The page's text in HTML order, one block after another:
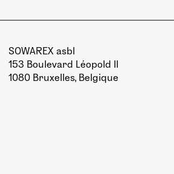
SOWAREX asbl
153 Boulevard Léopold II
1080 Bruxelles, Belgique